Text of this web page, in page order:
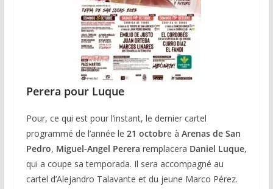
Perera pour Luque
Pour, ce qui est pour l’instant, le dernier cartel
programmé de l’année le 21 octobre à Arenas de San
Pedro, Miguel-Angel Perera remplacera Daniel Luque,
qui a coupe sa temporada. Il sera accompagné au
cartel d’Alejandro Talavante et du jeune Marco Pérez.